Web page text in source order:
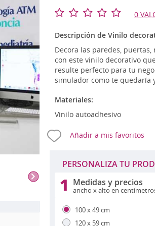
Románticos
Relojes de vinilo
Talla M (mediano)
Vintage - Retro
OUTLET
0
Descripción de Vinilo
Decora las paredes,
con este vinilo decorativo
resulte perfecto para tu
simulador como te quedaría
Materiales:
Vinilo autoadhesivo
Añadir a mis favoritos
PERSONALIZA TU
1 Medidas y precios
ancho x alto en
100 x 49 cm
120 x 59 cm